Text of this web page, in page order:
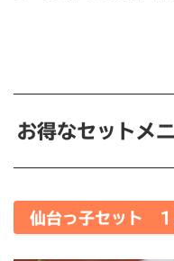
お得なセットメ
仙台っ子セット